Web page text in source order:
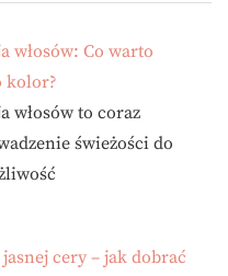
włosów: Co warto
kolor?
włosów to coraz
świeżości do
cery – jak dobrać